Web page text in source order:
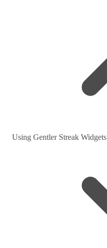
Using Gentler Streak Widgets